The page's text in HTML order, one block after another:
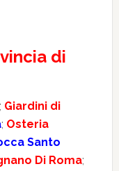
di
Giardini di
; Osteria
Santo
Di Roma;